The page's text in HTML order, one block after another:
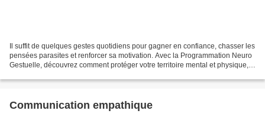
Il suffit de quelques gestes quotidiens pour gagner en confiance, chasser les
pensées parasites et renforcer sa motivation. Avec la Programmation Neuro
Gestuelle, découvrez comment protéger votre territoire mental et physique,
Communication empathique